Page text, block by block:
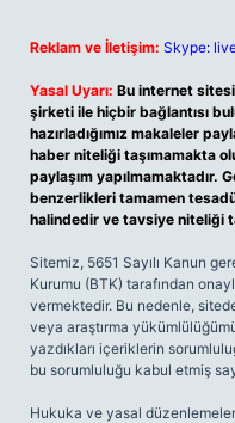
Reklam ve İletişim: Skype:
Yasal Uyarı: Bu internet
şirketi ile hiçbir bağlantısı
hazırladığımız makaleler
haber niteliği taşımamakta
paylaşım yapılmamaktadır.
benzerlikleri tamamen
halindedir ve tavsiye niteliği
Sitemiz, 5651 Sayılı Kanun
Kurumu (BTK) tarafından
vermektedir. Bu nedenle,
veya araştırma
yazdıkları içeriklerin
bu sorumluluğu kabul etmiş
Hukuka ve yasal